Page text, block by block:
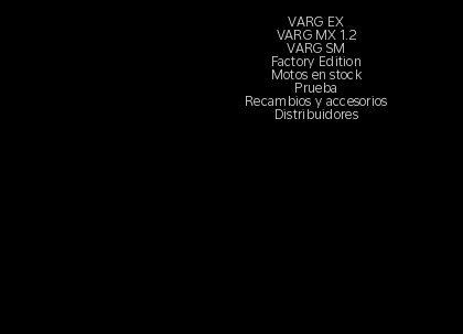
VARG EX
VARG MX 1.2
VARG SM
Factory Edition
Motos en stock
Prueba
Recambios y accesorios
Distribuidores